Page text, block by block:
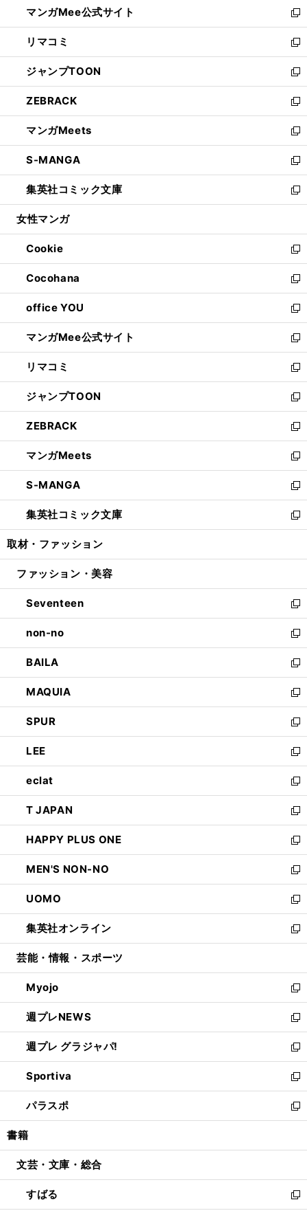
く
ド
ウ
で
開
く
ィ
ン
ド
ウ
で
開
く
い
ウ
ィ
ン
ド
ウ
で
開
く
マンガMee公式サイト
新
し
い
ウ
ィ
ン
ド
ウ
で
開
く
リマコミ
新
し
い
ウ
ィ
ン
ド
ウ
で
開
く
ジャンプTOON
新
し
い
ウ
ィ
ン
ド
ウ
で
開
ZEBRACK
新
し
い
ウ
ィ
ン
ド
ウ
開
く
マンガMeets
新
し
い
ウ
ィ
ン
ウ
で
開
く
S-MANGA
新
し
い
ウ
ン
ド
ウ
で
開
く
集英社コミック文庫
新
し
ウ
ィ
ン
ド
ウ
で
開
く
女性マンガ
Cookie
新
し
い
ウ
ィ
ン
ド
ウ
で
開
く
Cocohana
新
し
い
ウ
ィ
ン
ド
ウ
で
開
く
office YOU
新
し
い
ウ
ィ
ン
ド
ウ
で
開
く
マンガMee公式サイト
新
し
い
ウ
ィ
ン
ド
ウ
で
開
く
リマコミ
新
し
い
ウ
ィ
ン
ド
ウ
で
開
く
ジャンプTOON
新
し
い
ウ
ィ
ン
ド
ウ
で
開
ZEBRACK
新
し
い
ウ
ィ
ン
ド
ウ
開
マンガMeets
新
し
い
ウ
ィ
ン
ウ
開
く
S-MANGA
新
し
い
ウ
ン
ウ
で
開
く
集英社コミック文庫
新
し
ウ
ン
ド
ウ
で
開
く
取材・ファッション
ファッション・美容
Seventeen
新
し
い
ウ
ィ
ン
ド
ウ
で
開
く
non-no
新
し
い
ウ
ィ
ン
ド
ウ
で
開
く
BAILA
新
し
い
ウ
ィ
ン
ド
ウ
で
開
く
MAQUIA
新
し
い
ウ
ィ
ン
ド
ウ
で
開
く
SPUR
新
し
い
ウ
ィ
ン
ド
ウ
で
開
く
LEE
新
し
い
ウ
ィ
ン
ド
ウ
で
開
く
eclat
新
し
い
ウ
ィ
ン
ド
ウ
で
開
く
T JAPAN
新
し
い
ウ
ィ
ン
ド
ウ
で
開
HAPPY PLUS ONE
新
し
い
ウ
ィ
ン
ド
ウ
開
く
MEN'S NON-NO
新
し
い
ウ
ィ
ン
ウ
で
開
く
UOMO
新
し
い
ウ
ン
ド
ウ
で
開
く
集英社オンライン
新
し
ウ
ィ
ン
ド
ウ
で
開
く
芸能・情報・スポーツ
Myojo
新
し
い
ウ
ィ
ン
ド
ウ
で
開
週プレNEWS
新
し
い
ウ
ィ
ン
ド
ウ
開
週プレ グラジャパ!
新
し
い
ウ
ィ
ン
ウ
開
く
Sportiva
新
し
い
ウ
ン
ウ
で
開
パラスポ
新
し
ウ
ン
ド
ウ
書籍
文芸・文庫・総合
すばる
新